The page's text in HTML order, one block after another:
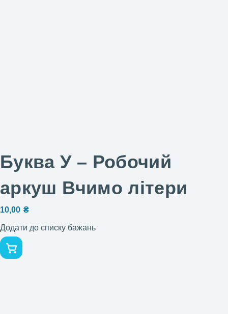
Буква У – Робочий
аркуш Вчимо літери
10,00 ₴
Додати до списку бажань